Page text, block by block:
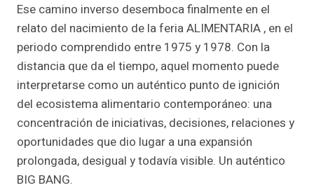
Ese camino inverso desemboca finalmente en el
relato del nacimiento de la feria ALIMENTARIA , en el
periodo comprendido entre 1975 y 1978. Con la
distancia que da el tiempo, aquel momento puede
interpretarse como un auténtico punto de ignición
del ecosistema alimentario contemporáneo: una
concentración de iniciativas, decisiones, relaciones y
oportunidades que dio lugar a una expansión
prolongada, desigual y todavía visible. Un auténtico
BIG BANG.